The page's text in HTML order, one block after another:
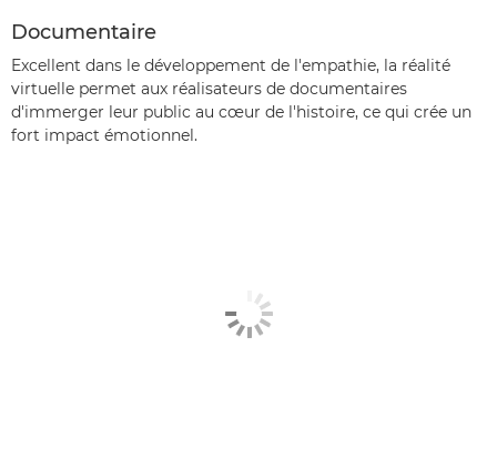
Documentaire
Excellent dans le développement de l'empathie, la réalité
virtuelle permet aux réalisateurs de documentaires
d'immerger leur public au cœur de l'histoire, ce qui crée un
fort impact émotionnel.